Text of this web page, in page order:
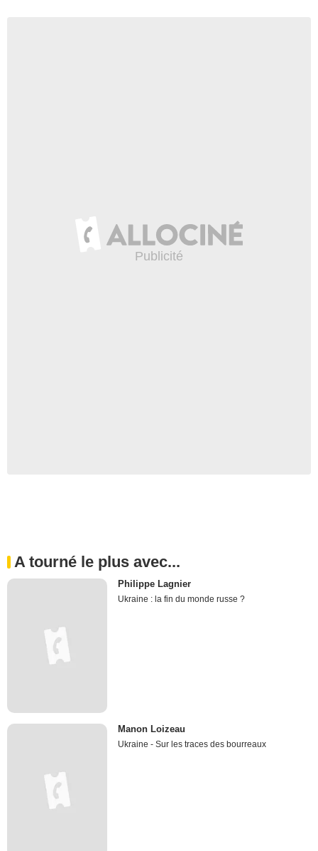
A tourné le plus avec...
Philippe Lagnier
Ukraine : la fin du monde russe ?
Manon Loizeau
Ukraine - Sur les traces des bourreaux